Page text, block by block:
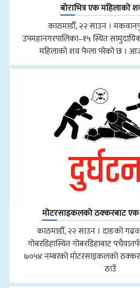
बोराभित्र एक महिलाको
काठमाडौँ, २२ साउन ।
उपमहानगरपालिका–१५ स्थित सामुदायिक
महिलाको शव फेला परेको छ ।
मोटरसाइकलको ठक्करबाट
काठमाडौँ, २२ साउन । दाङको
गोबरडिहास्थित गोबरडिहाबाट
७०५४ नम्बरको मोटरसाइकलको
ठाउँ